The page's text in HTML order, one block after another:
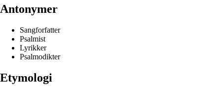
Antonymer
Sangforfatter
Psalmist
Lyrikker
Psalmodikter
Etymologi